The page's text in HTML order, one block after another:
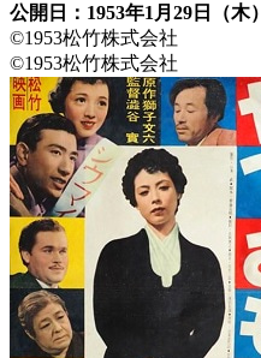
公開日：1953年1月29日（木）
©1953松竹株式会社
©1953松竹株式会社